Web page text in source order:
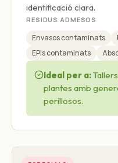
identificació clara.
RESIDUS ADMESOS
Envasos contaminats
EPIs contaminats
Ideal per a:
plantes amb
perillosos.